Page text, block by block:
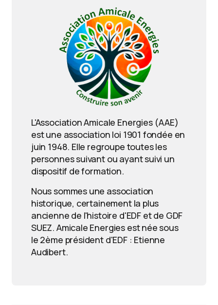
L'Association Amicale Energies (AAE)
est une association loi 1901 fondée en
juin 1948. Elle regroupe toutes les
personnes suivant ou ayant suivi un
dispositif de formation.
Nous sommes une association
historique, certainement la plus
ancienne de l'histoire d'EDF et de GDF
SUEZ. Amicale Energies est née sous
le 2ème président d'EDF : Etienne
Audibert.